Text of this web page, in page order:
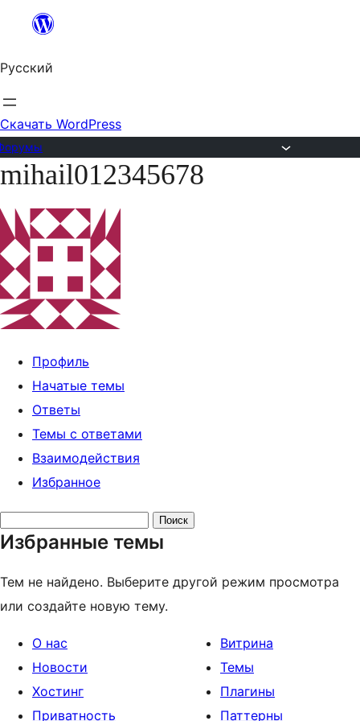
Перейти
содержимому
Русский
Скачать WordPress
Перейти
содержимому
mihail012345678
Профиль
Начатые темы
Ответы
Темы с ответами
Взаимодействия
Избранное
тем:
Избранные темы
Тем не найдено. Выберите другой режим просмотра
или создайте новую тему.
О нас
Новости
Хостинг
Приватность
Витрина
Темы
Плагины
Паттерны